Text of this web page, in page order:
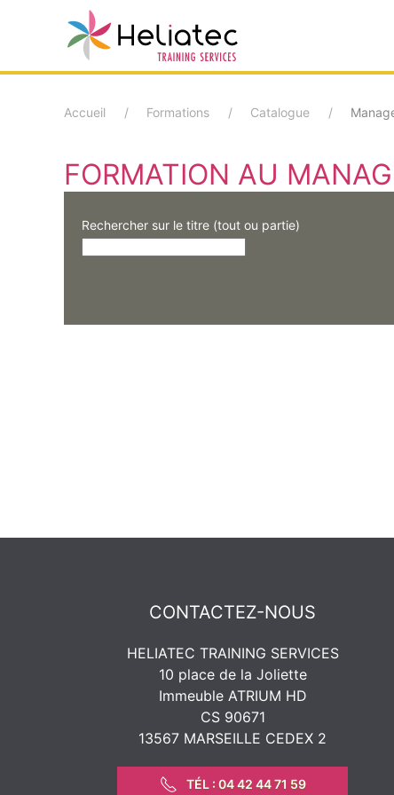
Accéder
au
principal
Accueil Formations Catalogue
FORMATION AU
Rechercher sur le titre (tout ou partie)
CONTACTEZ-NOUS
HELIATEC TRAINING SERVICES
10 place de la Joliette
Immeuble ATRIUM HD
CS 90671
13567 MARSEILLE CEDEX 2
TÉL : 04 42 44 71 59